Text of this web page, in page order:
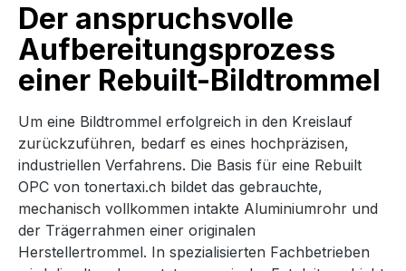
Der anspruchsvolle
Aufbereitungsprozess
einer Rebuilt-Bildtrommel
Um eine Bildtrommel erfolgreich in den Kreislauf
zurückzuführen, bedarf es eines hochpräzisen,
industriellen Verfahrens. Die Basis für eine Rebuilt
OPC von tonertaxi.ch bildet das gebrauchte,
mechanisch vollkommen intakte Aluminiumrohr und
der Trägerrahmen einer originalen
Herstellertrommel. In spezialisierten Fachbetrieben